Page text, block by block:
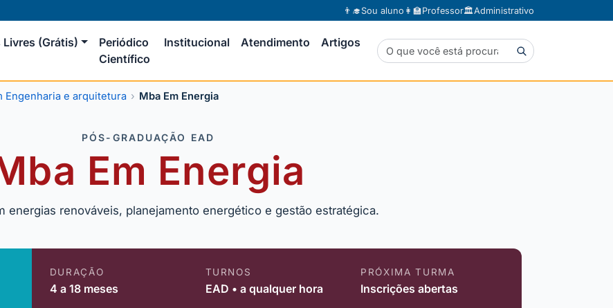
👨‍🎓Sou aluno 👩‍🏫Professor🏛️Administrativo
(Grátis)
Periódico
Científico
Institucional Atendimento Artigos
Engenharia e arquitetura Mba Em Energia
PÓS-GRADUAÇÃO EAD
Em Energia
energias renováveis, planejamento energético e gestão estratégica.
DURAÇÃO
4 a 18 meses
TURNOS
EAD • a qualquer hora
PRÓXIMA TURMA
Inscrições abertas